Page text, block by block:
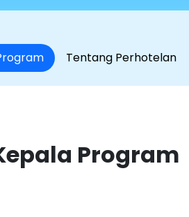
Tentang Perhotelan
Program